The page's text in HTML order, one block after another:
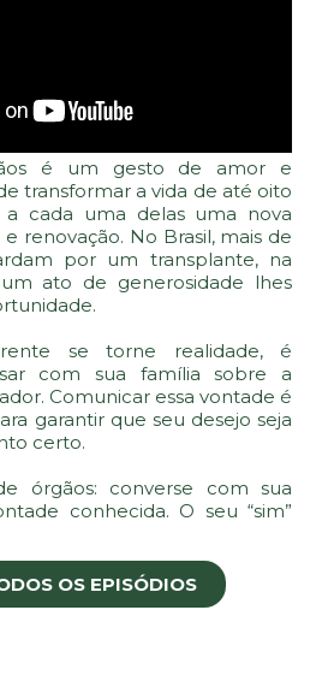
é um gesto de amor e
transformar a vida de até oito
a cada uma delas uma nova
renovação. No Brasil, mais de
por um transplante, na
ato de generosidade lhes
se torne realidade, é
com sua família sobre a
Comunicar essa vontade é
garantir que seu desejo seja
certo.
órgãos: converse com sua
conhecida. O seu “sim”
OS EPISÓDIOS